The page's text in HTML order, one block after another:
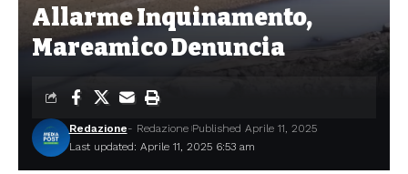
Allarme Inquinamento,
Mareamico Denuncia
Last updated: Aprile 11, 2025 6:53 am
Redazione- Redazione Published Aprile 11, 2025